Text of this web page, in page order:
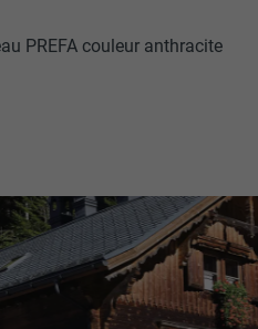
PREFA couleur anthracite